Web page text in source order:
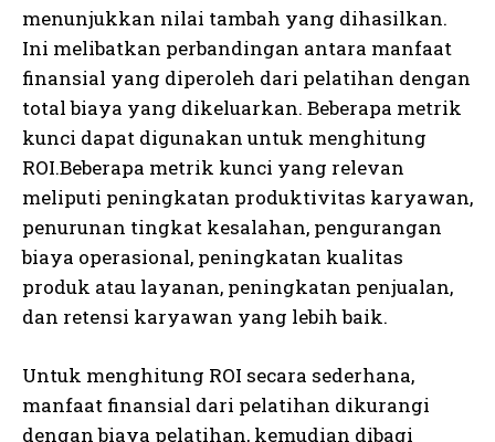
menunjukkan nilai tambah yang dihasilkan.
Ini melibatkan perbandingan antara manfaat
finansial yang diperoleh dari pelatihan dengan
total biaya yang dikeluarkan. Beberapa metrik
kunci dapat digunakan untuk menghitung
ROI.Beberapa metrik kunci yang relevan
meliputi peningkatan produktivitas karyawan,
penurunan tingkat kesalahan, pengurangan
biaya operasional, peningkatan kualitas
produk atau layanan, peningkatan penjualan,
dan retensi karyawan yang lebih baik.
Untuk menghitung ROI secara sederhana,
manfaat finansial dari pelatihan dikurangi
dengan biaya pelatihan, kemudian dibagi